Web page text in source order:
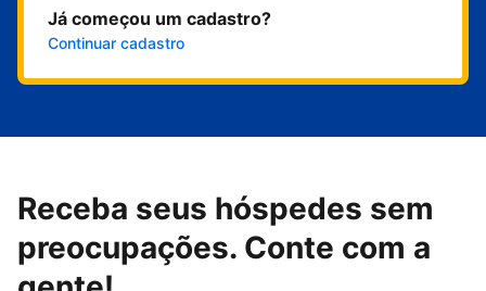
Já começou um cadastro?
Continuar cadastro
Receba seus hóspedes sem
preocupações. Conte com a